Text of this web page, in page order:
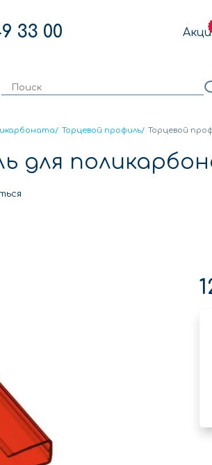
33 00
/ Торцевой профиль/ Торцевой
для